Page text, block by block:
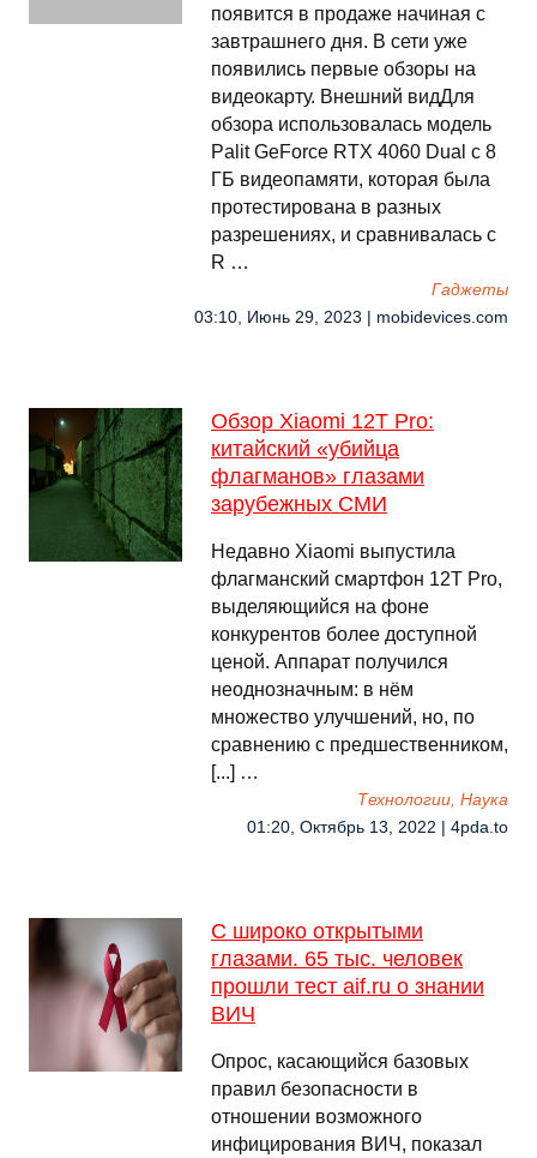
появится в продаже начиная с
завтрашнего дня. В сети уже
появились первые обзоры на
видеокарту. Внешний видДля
обзора использовалась модель
Palit GeForce RTX 4060 Dual с 8
ГБ видеопамяти, которая была
протестирована в разных
разрешениях, и сравнивалась с
R …
Гаджеты
03:10, Июнь 29, 2023 | mobidevices.com
Обзор Xiaomi 12T Pro:
китайский «убийца
флагманов» глазами
зарубежных СМИ
Недавно Xiaomi выпустила
флагманский смартфон 12T Pro,
выделяющийся на фоне
конкурентов более доступной
ценой. Аппарат получился
неоднозначным: в нём
множество улучшений, но, по
сравнению с предшественником,
[...] …
Технологии, Наука
01:20, Октябрь 13, 2022 | 4pda.to
С широко открытыми
глазами. 65 тыс. человек
прошли тест aif.ru о знании
ВИЧ
Опрос, касающийся базовых
правил безопасности в
отношении возможного
инфицирования ВИЧ, показал